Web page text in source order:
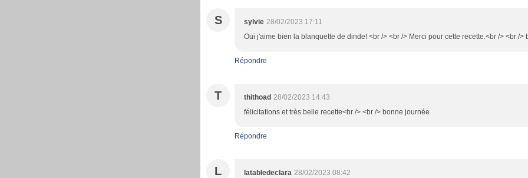
S sylvie 28/02/2023 17:11
Oui j'aime bien la blanquette de dinde! <br /> <br /> Merci pour cette recette.<br /> <br />
Répondre
T thithoad 28/02/2023 14:43
félicitations et très belle recette<br /> <br /> bonne journée
Répondre
L latabledeclara 28/02/2023 08:42